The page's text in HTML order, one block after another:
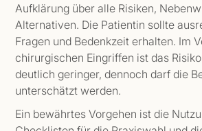
Aufklärung über alle Risiken,
Alternativen. Die Patientin sollte
Fragen und Bedenkzeit erhalten. Im
chirurgischen Eingriffen ist das
deutlich geringer, dennoch darf die
unterschätzt werden.
Ein bewährtes Vorgehen ist die